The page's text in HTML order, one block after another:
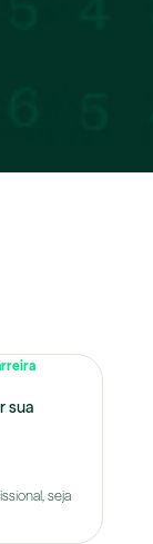
sua
seja